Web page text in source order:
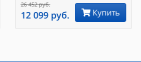
26 452 руб.
12 099 руб. Купить